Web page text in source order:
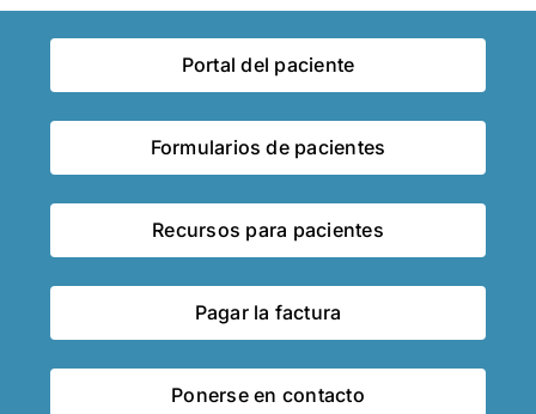
Portal del paciente
Formularios de pacientes
Recursos para pacientes
Pagar la factura
Ponerse en contacto